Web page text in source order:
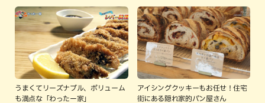
うまくてリーズナブル、ボリューム
も満点な「わったー家」
アイシングクッキーもお任せ！住宅
街にある隠れ家的パン屋さん